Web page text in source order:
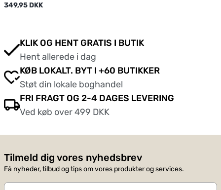
349,95 DKK
KLIK OG HENT GRATIS I BUTIK
Hent allerede i dag
KØB LOKALT. BYT I +60 BUTIKKER
Støt din lokale boghandel
FRI FRAGT OG 2-4 DAGES LEVERING
Ved køb over 499 DKK
Tilmeld dig vores nyhedsbrev
Få nyheder, tilbud og tips om vores produkter og services.